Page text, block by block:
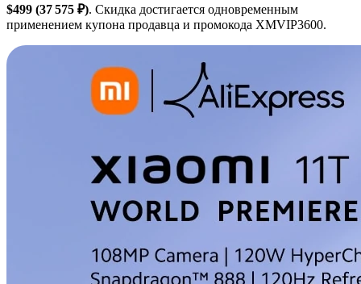
$499 (37 575 ₽). Скидка достигается одновременным
применением купона продавца и промокода XMVIP3600.